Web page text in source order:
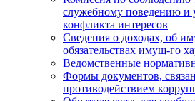
служебному поведению и
конфликта интересов
Сведения о доходах, об
обязательствах имущ-го
Ведомственные
Формы документов,
противодействием